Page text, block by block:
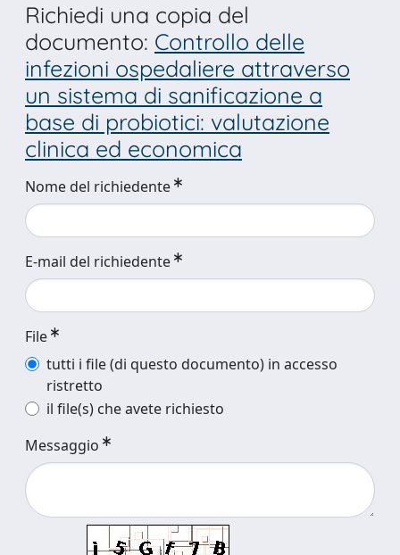
Richiedi una copia del
documento: Controllo delle
infezioni ospedaliere attraverso
un sistema di sanificazione a
base di probiotici: valutazione
clinica ed economica
Nome del richiedente
E-mail del richiedente
File
tutti i file (di questo documento) in accesso
ristretto
il file(s) che avete richiesto
Messaggio